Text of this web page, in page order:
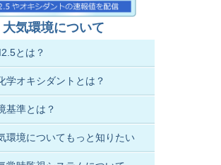
大気環境について
とは？
学オキシダントとは？
基準とは？
環境についてもっと知りたい